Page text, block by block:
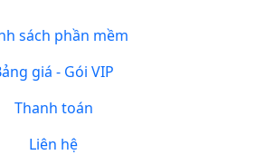
sách phần mềm
giá - Gói VIP
Thanh toán
Liên hệ